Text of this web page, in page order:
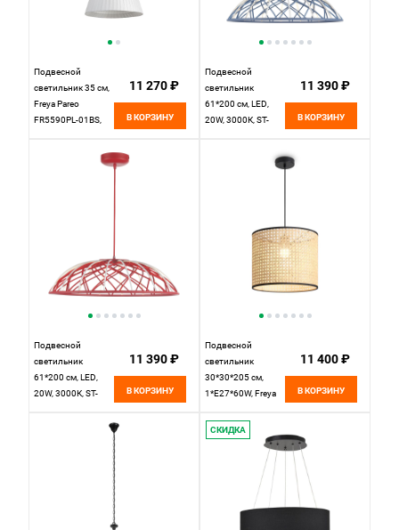
Подвесной
светильник 35 см,
Freya Pareo
FR5590PL-01BS,
11 270 ₽
В КОРЗИНУ
Подвесной
светильник
61*200 см, LED,
20W, 3000К, ST-
11 390 ₽
В КОРЗИНУ
Подвесной
светильник
61*200 см, LED,
20W, 3000К, ST-
11 390 ₽
В КОРЗИНУ
Подвесной
светильник
30*30*205 см,
1*E27*60W, Freya
01B, черный
11 400 ₽
В КОРЗИНУ
СКИДКА